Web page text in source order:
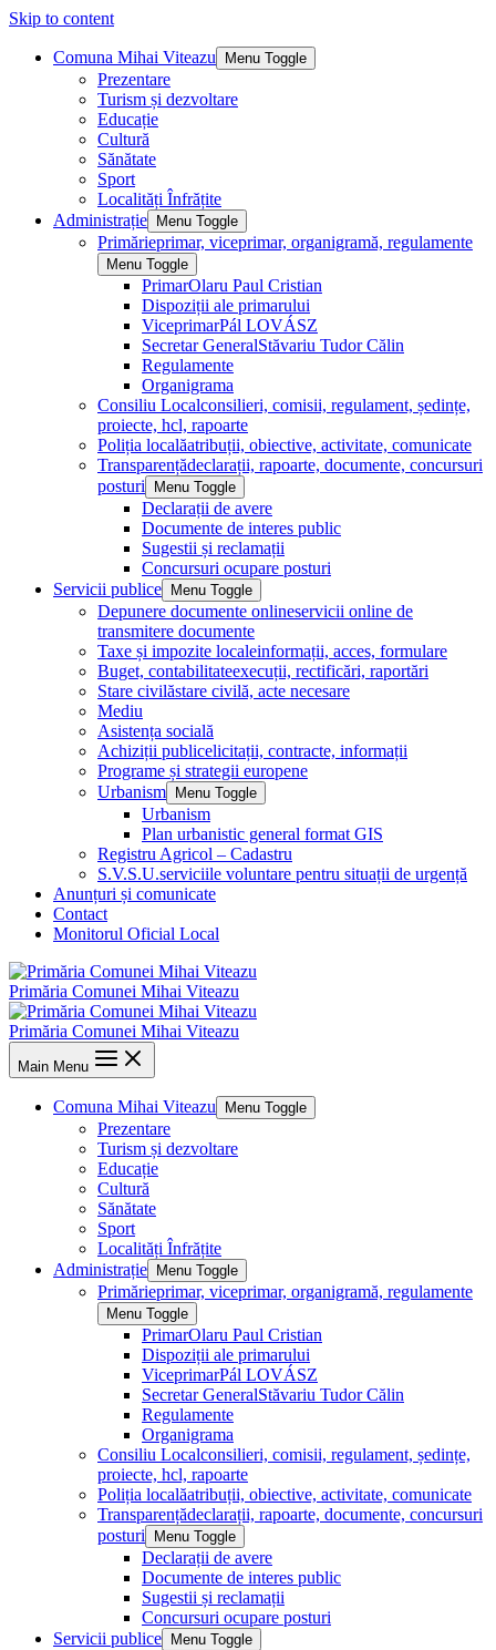
Skip to content
Comuna Mihai Viteazu Menu Toggle
Prezentare
Turism și dezvoltare
Educație
Cultură
Sănătate
Sport
Localități Înfrățite
Administrație
Menu Toggle
Primărieprimar, viceprimar, organigramă, regulamente
Menu Toggle
PrimarOlaru Paul Cristian
Dispoziții ale primarului
ViceprimarPál LOVÁSZ
Secretar GeneralStăvariu Tudor Călin
Regulamente
Organigrama
Consiliu Localconsilieri, comisii, regulament, ședințe,
proiecte, hcl, rapoarte
Poliția localăatribuții, obiective, activitate, comunicate
Transparențădeclarații, rapoarte, documente, concursuri
posturi
Menu Toggle
Declarații de avere
Documente de interes public
Sugestii și reclamații
Concursuri ocupare posturi
Servicii publice
Menu Toggle
Depunere documente onlineservicii online de
transmitere documente
Taxe și impozite localeinformații, acces, formulare
Buget, contabilitateexecuții, rectificări, raportări
Stare civilăstare civilă, acte necesare
Mediu
Asistența socială
Achiziții publicelicitații, contracte, informații
Programe și strategii europene
Urbanism
Menu Toggle
Urbanism
Plan urbanistic general format GIS
Registru Agricol – Cadastru
S.V.S.U.serviciile voluntare pentru situații de urgență
Anunțuri și comunicate
Contact
Monitorul Oficial Local
Primăria Comunei Mihai Viteazu
Primăria Comunei Mihai Viteazu
Main Menu
Comuna Mihai Viteazu Menu Toggle
Prezentare
Turism și dezvoltare
Educație
Cultură
Sănătate
Sport
Localități Înfrățite
Administrație
Menu Toggle
Primărieprimar, viceprimar, organigramă, regulamente
Menu Toggle
PrimarOlaru Paul Cristian
Dispoziții ale primarului
ViceprimarPál LOVÁSZ
Secretar GeneralStăvariu Tudor Călin
Regulamente
Organigrama
Consiliu Localconsilieri, comisii, regulament, ședințe,
proiecte, hcl, rapoarte
Poliția localăatribuții, obiective, activitate, comunicate
Transparențădeclarații, rapoarte, documente, concursuri
posturi
Menu Toggle
Declarații de avere
Documente de interes public
Sugestii și reclamații
Concursuri ocupare posturi
Servicii publice
Menu Toggle